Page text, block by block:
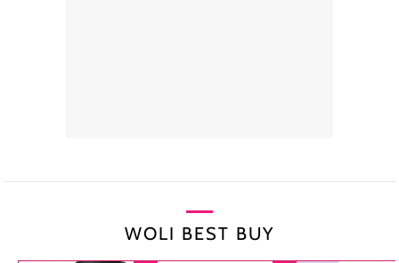
WOLI BEST BUY